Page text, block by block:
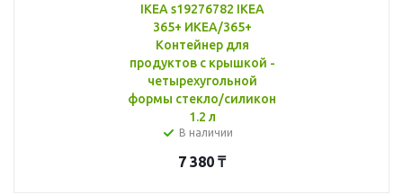
IKEA s19276782 IKEA
365+ ИКЕА/365+
Контейнер для
продуктов с крышкой -
четырехугольной
формы стекло/силикон
1.2 л
В наличии
7 380 ₸